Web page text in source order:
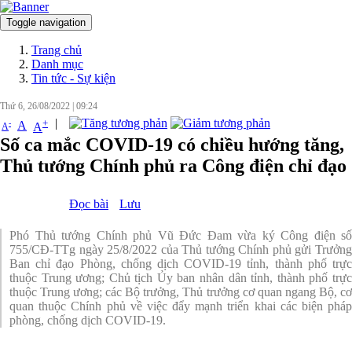
Toggle navigation
Trang chủ
Danh mục
Tin tức - Sự kiện
Thứ 6, 26/08/2022 09:24
A- A A+ |
Số ca mắc COVID-19 có chiều hướng tăng,
Thủ tướng Chính phủ ra Công điện chỉ đạo
Đọc bài Lưu
Phó Thủ tướng Chính phủ Vũ Đức Đam vừa ký Công điện số
755/CĐ-TTg ngày 25/8/2022 của Thủ tướng Chính phủ gửi Trưởng
Ban chỉ đạo Phòng, chống dịch COVID-19 tỉnh, thành phố trực
thuộc Trung ương; Chủ tịch Ủy ban nhân dân tỉnh, thành phố trực
thuộc Trung ương; các Bộ trưởng, Thủ trưởng cơ quan ngang Bộ, cơ
quan thuộc Chính phủ về việc đẩy mạnh triển khai các biện pháp
phòng, chống dịch COVID-19.